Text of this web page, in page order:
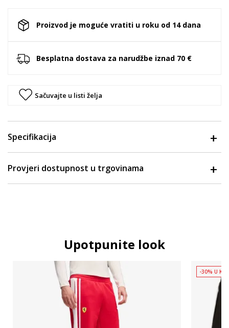
Proizvod je moguće vratiti u roku od 14 dana
Besplatna dostava za narudžbe iznad 70 €
Sačuvajte u listi želja
Specifikacija
Provjeri dostupnost u trgovinama
Upotpunite look
-30% U